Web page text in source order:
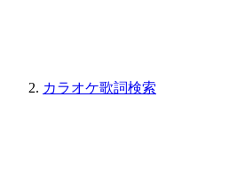
カラオケ歌詞検索